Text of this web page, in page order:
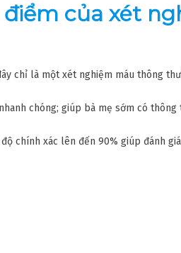
của xét
chỉ là một xét nghiệm máu thông
chóng; giúp bà mẹ sớm có
chính xác lên đến 90% giúp đánh